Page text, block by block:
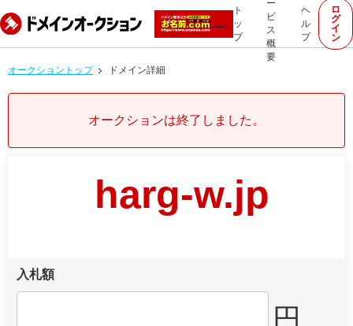
ト
ッ
プ
ー
ビ
ス
概
要
ヘ
ル
プ
ロ
グ
イ
ン
オークショントップ ドメイン詳細
オークションは終了しました。
harg-w.jp
入札額
円